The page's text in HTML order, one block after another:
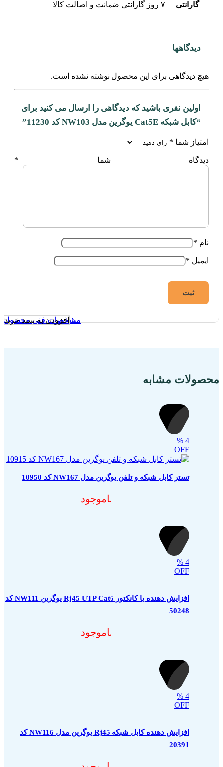
گارانتی ۷ روز گارانتی ضمانت و اصالت کالا
دیدگاهها
هیچ دیدگاهی برای این محصول نوشته نشده است.
اولین نفری باشید که دیدگاهی را ارسال می کنید برای
“کابل شبکه Cat5E یوگرین مدل NW103 کد 11230”
امتیاز شما *
دیدگاه شما *
نام *
ایمیل *
محصولات مشابه
4
%
OFF
مشخصات فنی محصول
تستر کابل شبکه و تلفن یوگرین مدل NW167 کد 10950
ناموجود
4
%
OFF
مشخصات فنی محصول
افزایش دهنده یا کانکتور Rj45 UTP Cat6 یوگرین NW111 کد
50248
ناموجود
4
%
OFF
مشخصات فنی محصول
افزایش دهنده کابل شبکه Rj45 یوگرین مدل NW116 کد
20391
افزودن به سبد خرید